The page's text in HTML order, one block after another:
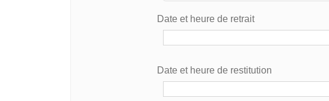
Date et heure de retrait
Date et heure de restitution